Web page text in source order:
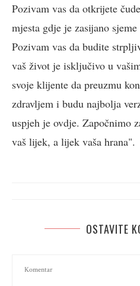
Pozivam vas da otkrijete
mjesta gdje je zasijano
Pozivam vas da budite
vaš život je isključivo u
svoje klijente da preuzmu
zdravljem i budu najbolja
uspjeh je ovdje. Započnimo
vaš lijek, a lijek vaša hrana".
OSTAVITE